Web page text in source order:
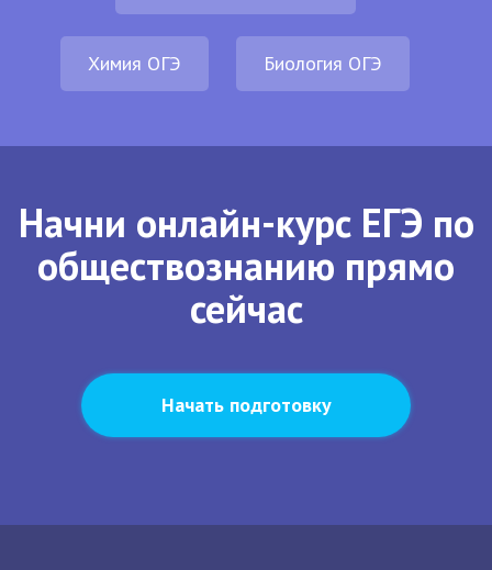
Химия ОГЭ Биология ОГЭ
Начни онлайн-курс ЕГЭ по
обществознанию прямо
сейчас
Начать подготовку